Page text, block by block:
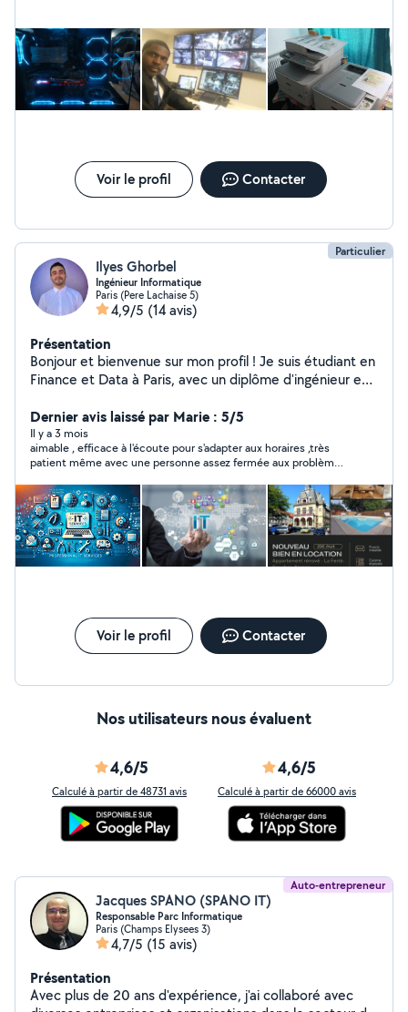
Voir le profil Contacter
Particulier
Ilyes Ghorbel
Ingénieur Informatique
Paris (Pere Lachaise 5)
4,9/5 (14 avis)
Présentation
Bonjour et bienvenue sur mon profil ! Je suis étudiant en
Finance et Data à Paris, avec un diplôme d'ingénieur en
analytiques, je propose des solutions adaptées pour vos
projets. Services proposés: Informatique & Technologie
: -Installation, dépannage et optimisation de PC. -
Configuration de systèmes d'exploitation (Windows,
Linux, etc.). -Création et maintenance de sites Web.
Expertise Excel et VBA : -Automatisation de tâches et
création de macros. -Optimisation de fichiers Excel
complexes. -Rapports dynamiques et interactifs.
Compétences complémentaires : Logiciels : Power BI,
Pourquoi me choisir ? Double expertise : ingénieur en
informatique et étudiant en finance. Fiable et réactif :
toujours à l'écoute et rapide dans l'exécution. Solutions
précision.
Dernier avis laissé par Marie : 5/5
Il y a 3 mois
aimable , efficace à l'écoute pour s'adapter aux horaires ,très
patient même avec une personne assez fermée aux problèmes
Voir le profil Contacter
Nos utilisateurs nous évaluent
4,6/5
Calculé à partir de 48731 avis
4,6/5
Calculé à partir de 66000 avis
Auto-entrepreneur
Jacques SPANO (SPANO IT)
Responsable Parc Informatique
Paris (Champs Elysees 3)
4,7/5 (15 avis)
Présentation
Avec plus de 20 ans d'expérience, j'ai collaboré avec